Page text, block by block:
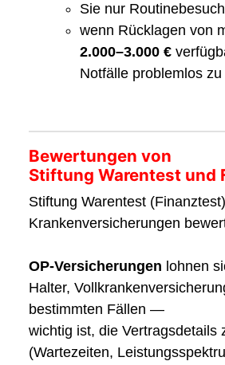
Sie nur
wenn Rücklagen von
2.000–3.000 €
Notfälle problemlos
Bewertungen von
Stiftung Warentest und
Stiftung Warentest
Krankenversicherungen
OP-Versicherungen lohnen
Halter,
bestimmten Fällen —
wichtig ist, die Vertragsdetails
(Wartezeiten,